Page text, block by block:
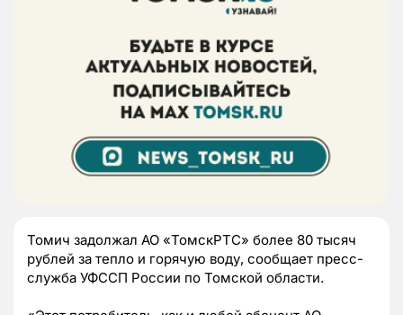
Томич задолжал АО «ТомскРТС» более 80 тысяч
рублей за тепло и горячую воду, сообщает пресс-
служба УФССП России по Томской области.